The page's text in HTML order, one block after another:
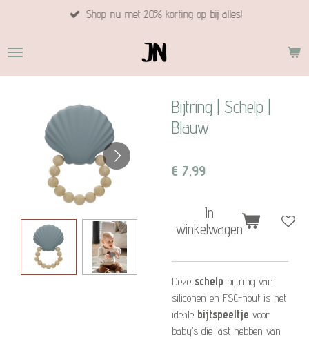
naar
hoofdinhoud
Shop nu met 20% korting op bij alles!
Bijtring | Schelp |
Blauw
€ 7,99
In
winkelwagen
Deze schelp bijtring van
siliconen en FSC-hout is het
ideale bijtspeeltje voor
baby’s die last hebben van